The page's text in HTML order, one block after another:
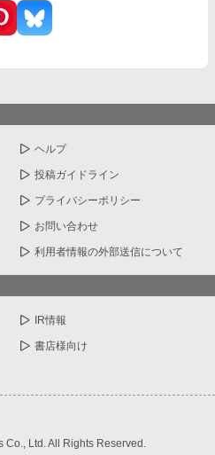
ヘルプ
投稿ガイドライン
プライバシーポリシー
お問い合わせ
利用者情報の外部送信について
IR情報
書店様向け
Ltd. All Rights Reserved.